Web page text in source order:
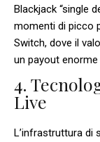
Blackjack “single
momenti di picco
Switch, dove il
un payout enorme
4.
Live
L’infrastruttura di